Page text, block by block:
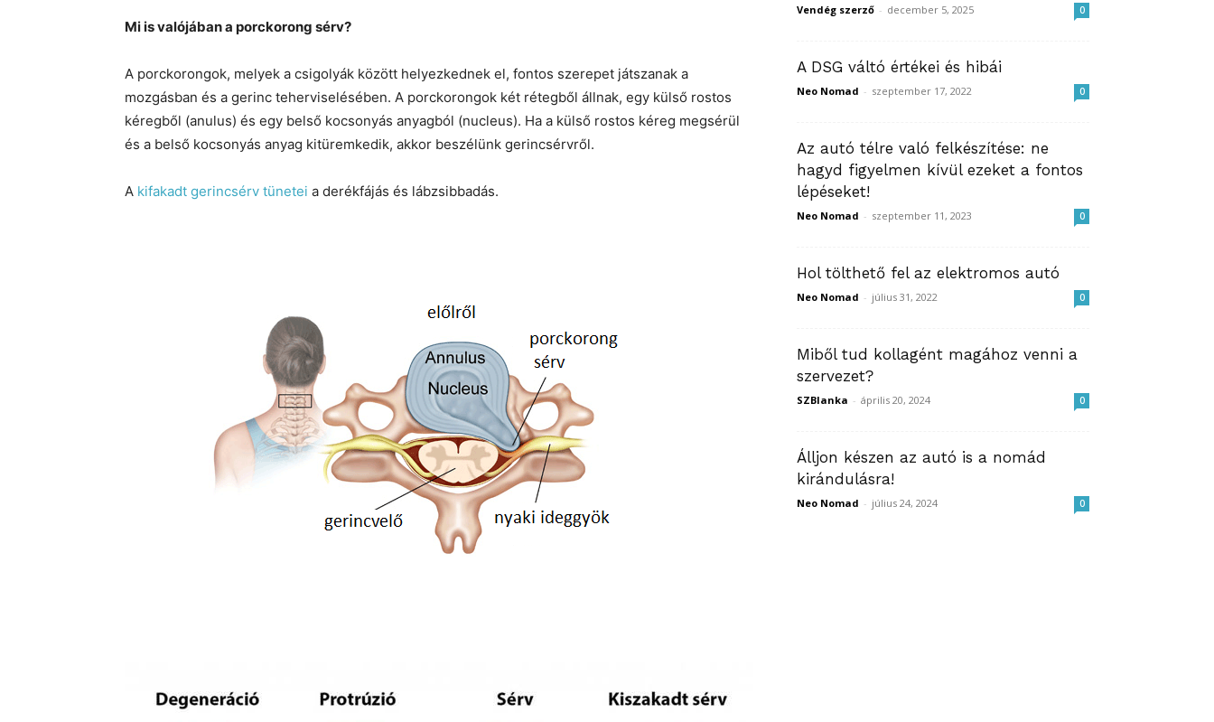
Mi is valójában a porckorong sérv?
A porckorongok, melyek a csigolyák között helyezkednek el, fontos szerepet játszanak a
mozgásban és a gerinc teherviselésében. A porckorongok két rétegből állnak, egy külső rostos
kéregből (anulus) és egy belső kocsonyás anyagból (nucleus). Ha a külső rostos kéreg megsérül
és a belső kocsonyás anyag kitüremkedik, akkor beszélünk gerincsérvről.
A kifakadt gerincsérv tünetei a derékfájás és lábzsibbadás.
Vendég szerző - december 5, 2025 0
A DSG váltó értékei és hibái
Neo Nomad - szeptember 17, 2022 0
Az autó télre való felkészítése: ne
hagyd figyelmen kívül ezeket a fontos
lépéseket!
Neo Nomad - szeptember 11, 2023 0
Hol tölthető fel az elektromos autó
Neo Nomad - július 31, 2022 0
Miből tud kollagént magához venni a
szervezet?
SZBlanka - április 20, 2024 0
Álljon készen az autó is a nomád
kirándulásra!
Neo Nomad - július 24, 2024 0